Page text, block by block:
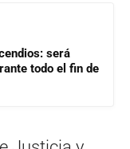
será
todo el fin de